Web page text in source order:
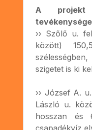
A projekt
›› Szőlő u.
között)
szigetet is ki
›› József A.
László u.
hosszan és